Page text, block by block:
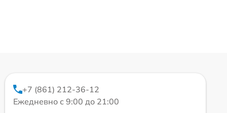
+7 (861) 212-36-12
Ежедневно с 9:00 до 21:00